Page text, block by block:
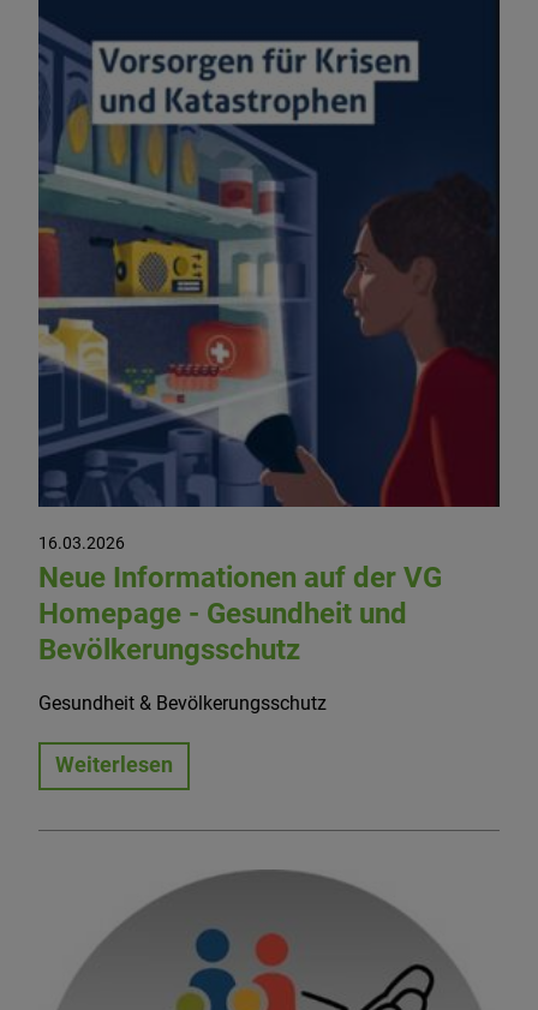
16.03.2026
Neue Informationen auf der VG
Homepage - Gesundheit und
Bevölkerungsschutz
Gesundheit & Bevölkerungsschutz
Weiterlesen